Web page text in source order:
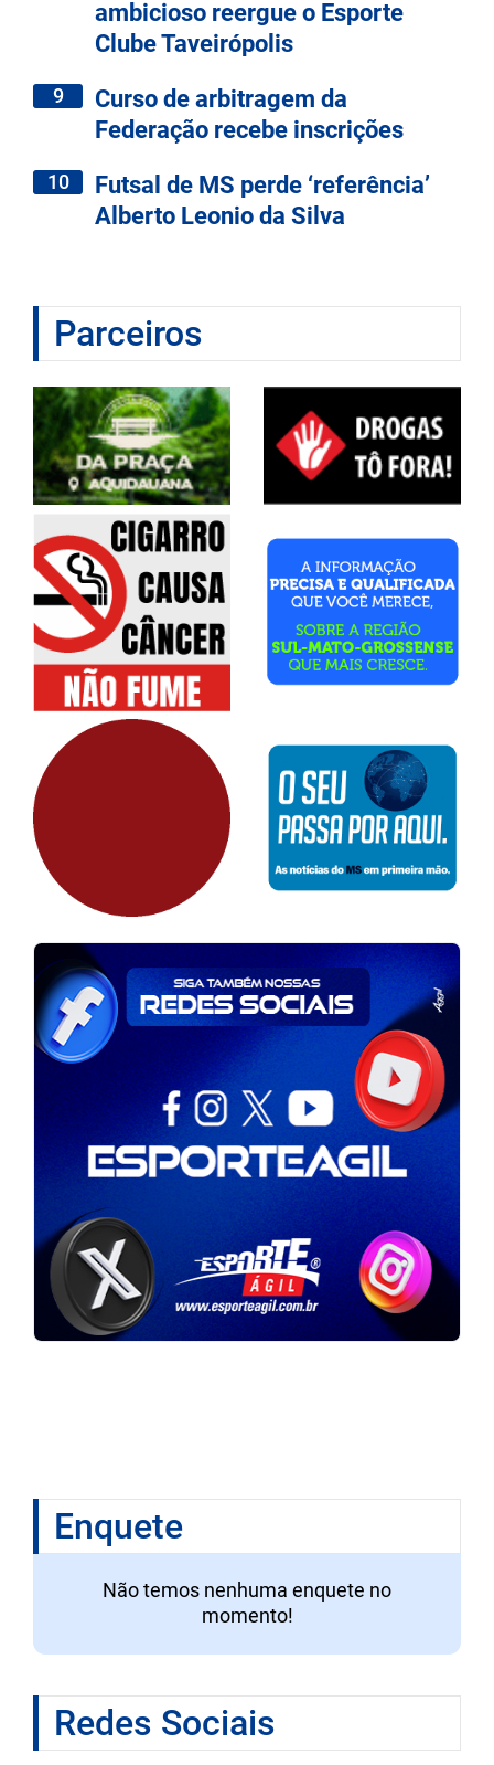
ambicioso reergue o Esporte
Clube Taveirópolis
9
Curso de arbitragem da
Federação recebe inscrições
10
Futsal de MS perde ‘referência’
Alberto Leonio da Silva
Parceiros
Enquete
Não temos nenhuma enquete no
momento!
Redes Sociais